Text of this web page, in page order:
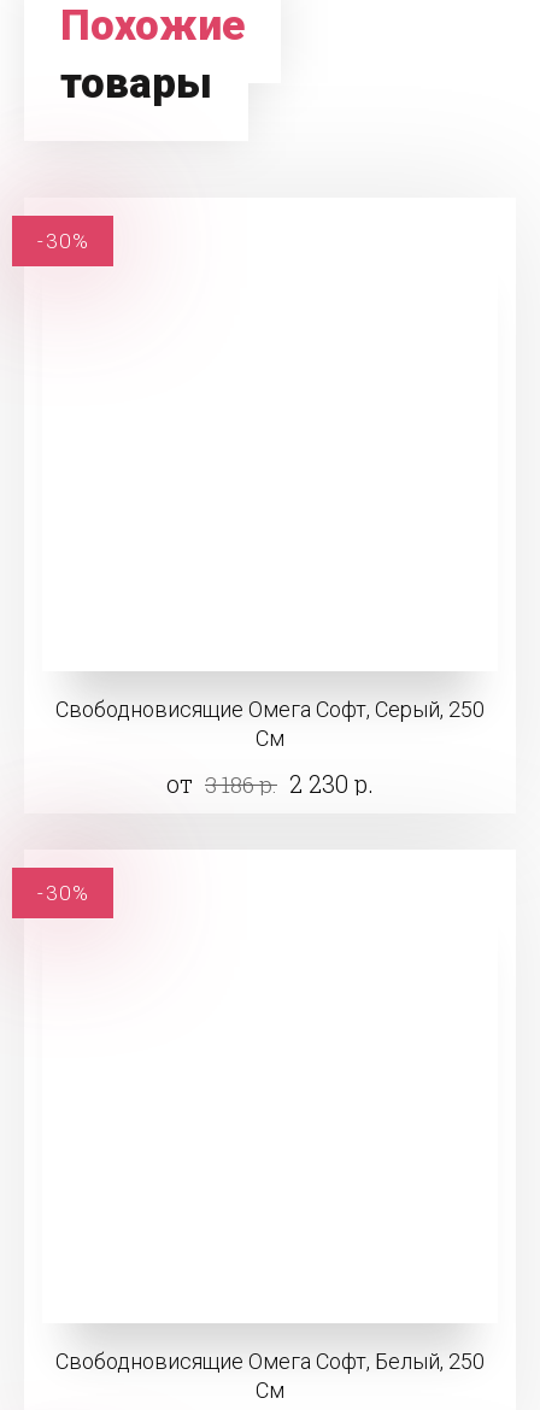
Похожие
товары
Свободновисящие Омега Софт, Серый, 250
См
от 3 186 р. 2 230 р.
-30%
Свободновисящие Омега Софт, Белый, 250
См
-30%